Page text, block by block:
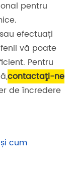
pentru
efectuați
vă poate
Pentru
contactaţi-ne
de încredere
cum